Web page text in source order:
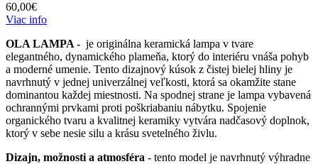
60,00€
Viac info
OLA LAMPA - je originálna keramická lampa v tvare
elegantného, dynamického plameňa, ktorý do interiéru vnáša pohyb
a moderné umenie. Tento dizajnový kúsok z čistej bielej hliny je
navrhnutý v jednej univerzálnej veľkosti, ktorá sa okamžite stane
dominantou každej miestnosti. Na spodnej strane je lampa vybavená
ochrannými prvkami proti poškriabaniu nábytku. Spojenie
organického tvaru a kvalitnej keramiky vytvára nadčasový doplnok,
ktorý v sebe nesie silu a krásu svetelného živlu.
Dizajn, možnosti a atmosféra - tento model je navrhnutý výhradne